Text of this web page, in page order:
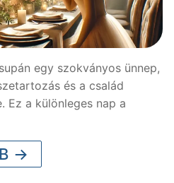
egy szokványos ünnep,
és a család
Ez a különleges nap a
→